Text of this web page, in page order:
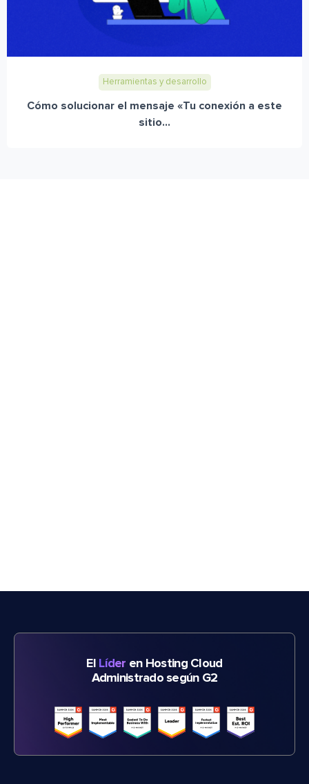
Herramientas y desarrollo
Cómo solucionar el mensaje «Tu conexión a este
sitio...
El Líder en Hosting Cloud
Administrado según G2